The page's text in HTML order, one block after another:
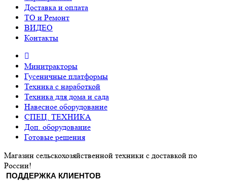
Доставка и оплата
ТО и Ремонт
ВИДЕО
Контакты
Минитракторы
Гусеничные платформы
Техника с наработкой
Техника для дома и сада
Навесное оборудование
СПЕЦ. ТЕХНИКА
Доп. оборудование
Готовые решения
Магазин сельскохозяйственной техники с доставкой по
России!
ПОДДЕРЖКА КЛИЕНТОВ